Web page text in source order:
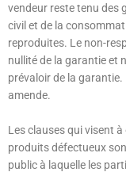
vendeur reste tenu des
civil et de la
reproduites. Le non-
nullité de la garantie et
prévaloir de la
amende.
Les clauses qui visent
produits défectueux
public à laquelle les